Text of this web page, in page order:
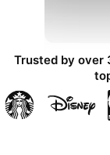
Trusted by over